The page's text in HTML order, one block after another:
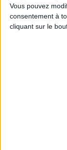
Vous pouvez
consentement à
cliquant sur le